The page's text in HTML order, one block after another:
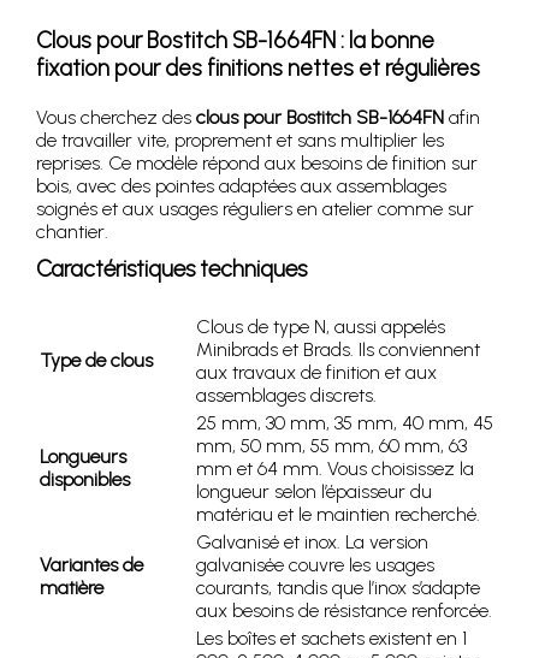
Clous pour Bostitch SB-1664FN : la bonne
fixation pour des finitions nettes et régulières
Vous cherchez des clous pour Bostitch SB-1664FN afin
de travailler vite, proprement et sans multiplier les
reprises. Ce modèle répond aux besoins de finition sur
bois, avec des pointes adaptées aux assemblages
soignés et aux usages réguliers en atelier comme sur
chantier.
Caractéristiques techniques
Type de clous
Clous de type N, aussi appelés
Minibrads et Brads. Ils conviennent
aux travaux de finition et aux
assemblages discrets.
Longueurs
disponibles
25 mm, 30 mm, 35 mm, 40 mm, 45
mm, 50 mm, 55 mm, 60 mm, 63
mm et 64 mm. Vous choisissez la
longueur selon l’épaisseur du
matériau et le maintien recherché.
Variantes de
matière
Galvanisé et inox. La version
galvanisée couvre les usages
courants, tandis que l’inox s’adapte
aux besoins de résistance renforcée.
Les boîtes et sachets existent en 1